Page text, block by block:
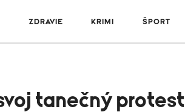
ZDRAVIE KRIMI ŠPORT
tanečný protest